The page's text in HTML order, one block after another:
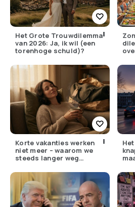
Het Grote Trouwdilemma
van 2026: Ja, ik wil (een
torenhoge schuld)?
Korte vakanties werken
niet meer – waarom we
steeds langer weg